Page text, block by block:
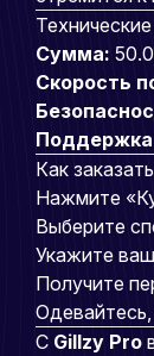
Сумма:
Скорость
Как
Нажмите
Выберите
Укажите ваш
Получите
С Gillzy Pro